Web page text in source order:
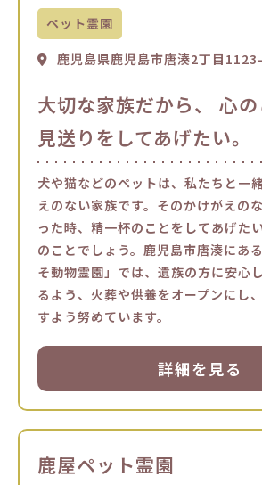
ペット霊園
鹿児島県鹿児島市唐湊2丁目
大切な家族だから、 心
見送りをしてあげたい。
犬や猫などのペットは、私たちと一
えのない家族です。そのかけがえの
った時、精一杯のことをしてあげた
のことでしょう。鹿児島市唐湊にあ
そ動物霊園」では、遺族の方に安心
るよう、火葬や供養をオープンにし
すよう努めています。
詳細を見る
鹿屋ペット霊園